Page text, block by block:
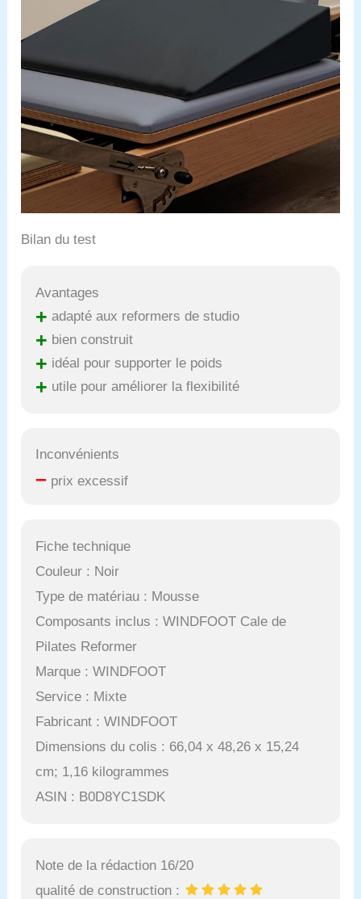
Bilan du test
Avantages
+ adapté aux reformers de studio
+ bien construit
+ idéal pour supporter le poids
+ utile pour améliorer la flexibilité
Inconvénients
– prix excessif
Fiche technique
Couleur : Noir
Type de matériau : Mousse
Composants inclus : WINDFOOT Cale de
Pilates Reformer
Marque : WINDFOOT
Service : Mixte
Fabricant : WINDFOOT
Dimensions du colis : 66,04 x 48,26 x 15,24
cm; 1,16 kilogrammes
ASIN : B0D8YC1SDK
Note de la rédaction 16/20
qualité de construction :